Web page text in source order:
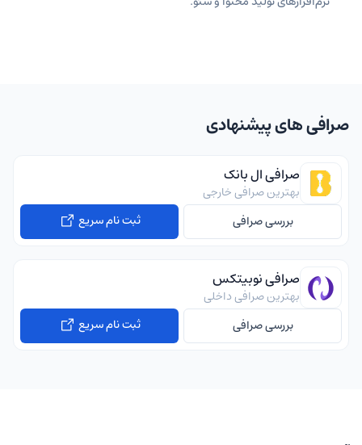
صرافی های پیشنهادی
صرافی ال بانک
بهترین صرافی خارجی
بررسی صرافی
ثبت نام سریع
صرافی نوبیتکس
بهترین صرافی داخلی
بررسی صرافی
ثبت نام سریع